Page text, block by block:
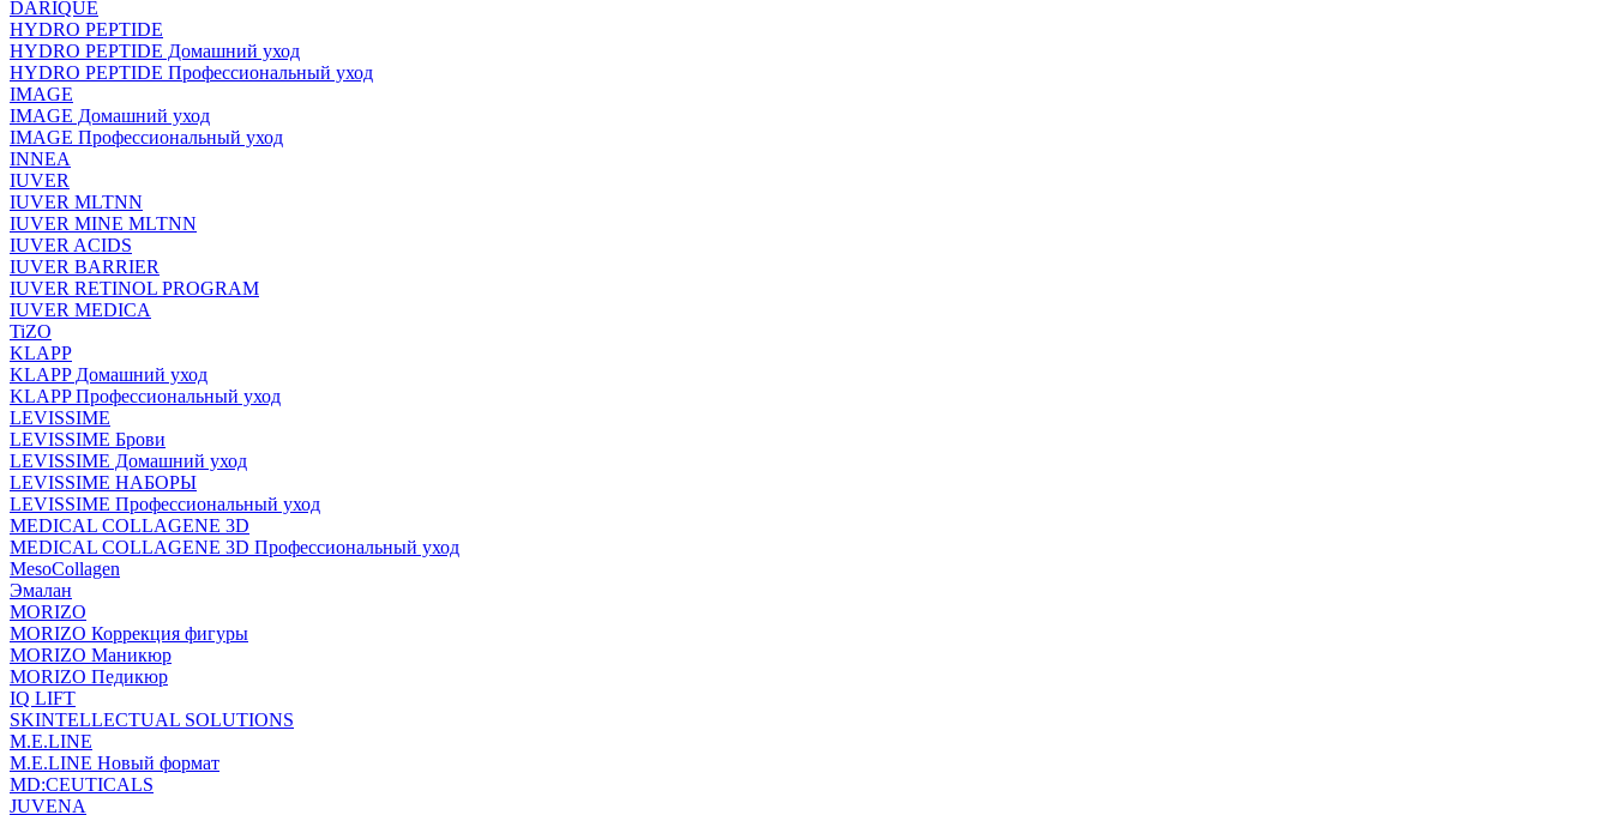
DARIQUE
HYDRO PEPTIDE
HYDRO PEPTIDE Домашний уход
HYDRO PEPTIDE Профессиональный уход
IMAGE
IMAGE Домашний уход
IMAGE Профессиональный уход
INNEA
IUVER
IUVER MLTNN
IUVER MINE MLTNN
IUVER ACIDS
IUVER BARRIER
IUVER RETINOL PROGRAM
IUVER MEDICA
TiZO
KLAPP
KLAPP Домашний уход
KLAPP Профессиональный уход
LEVISSIME
LEVISSIME Брови
LEVISSIME Домашний уход
LEVISSIME НАБОРЫ
LEVISSIME Профессиональный уход
MEDICAL COLLAGENE 3D
MEDICAL COLLAGENE 3D Профессиональный уход
MesoCollagen
Эмалан
MORIZO
MORIZO Коррекция фигуры
MORIZO Маникюр
MORIZO Педикюр
IQ LIFT
SKINTELLECTUAL SOLUTIONS
M.E.LINE
M.E.LINE Новый формат
MD:CEUTICALS
JUVENA